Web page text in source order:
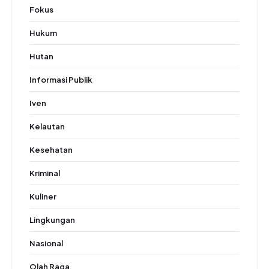
Fokus
Hukum
Hutan
Informasi Publik
Iven
Kelautan
Kesehatan
Kriminal
Kuliner
Lingkungan
Nasional
Olah Raga